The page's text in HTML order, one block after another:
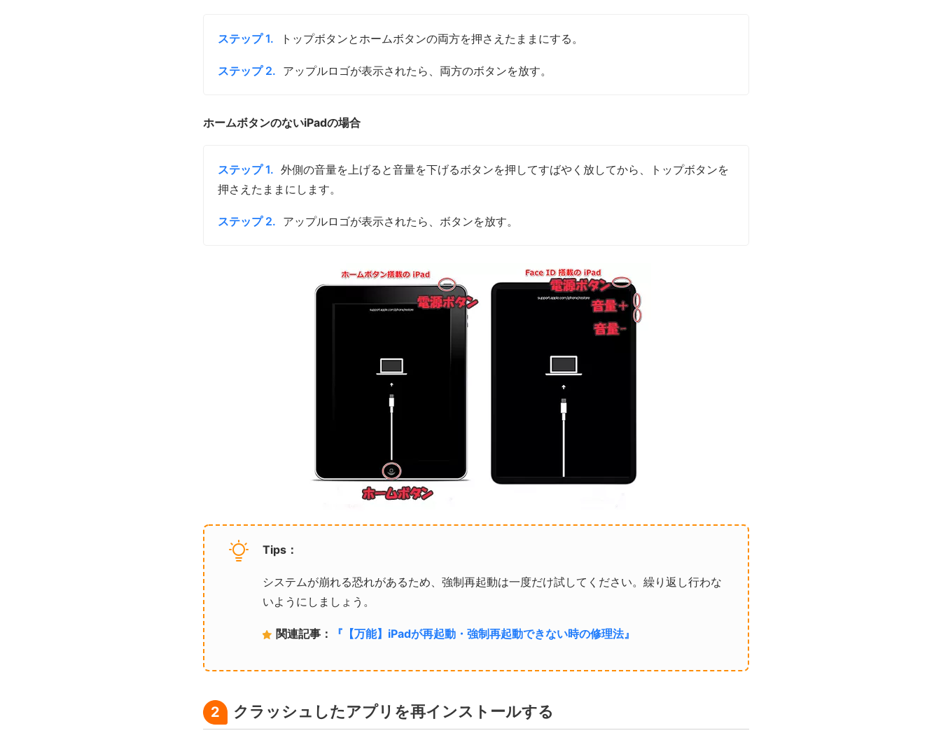
ステップ 1. トップボタンとホームボタンの両方を押さえたままにする。
ステップ 2. アップルロゴが表示されたら、両方のボタンを放す。
ホームボタンのないiPadの場合
ステップ 1. 外側の音量を上げると音量を下げるボタンを押してすばやく放してから、トップボタンを
押さえたままにします。
ステップ 2. アップルロゴが表示されたら、ボタンを放す。
Tips：
システムが崩れる恐れがあるため、強制再起動は一度だけ試してください。繰り返し行わな
いようにしましょう。
関連記事： 『【万能】iPadが再起動・強制再起動できない時の修理法』
2 クラッシュしたアプリを再インストールする